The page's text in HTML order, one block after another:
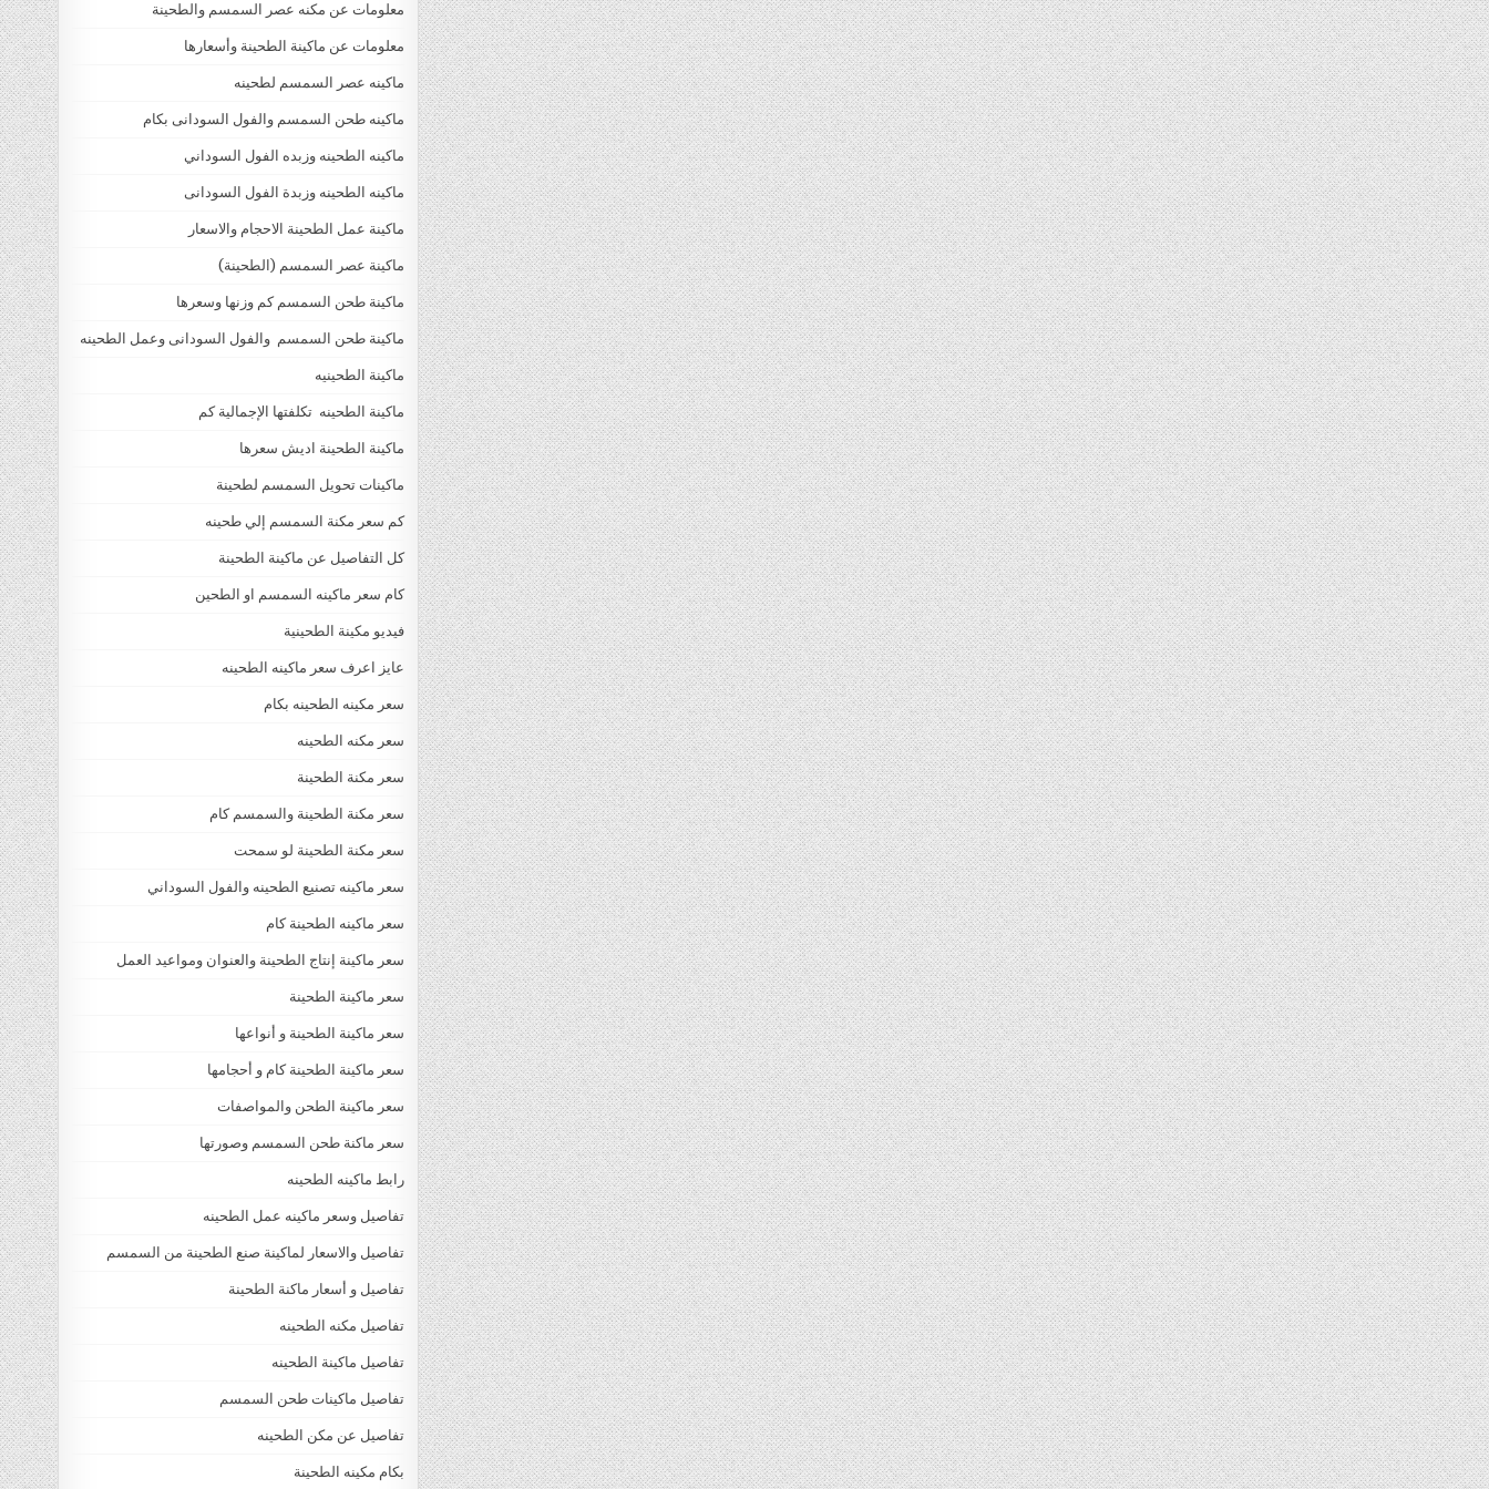
معلومات عن مكنه عصر السمسم والطحينة
معلومات عن ماكينة الطحينة وأسعارها
ماكينه عصر السمسم لطحينه
ماكينه طحن السمسم والفول السودانى بكام
ماكينه الطحينه وزبده الفول السوداني
ماكينه الطحينه وزبدة الفول السودانى
ماكينة عمل الطحينة الاحجام والاسعار
ماكينة عصر السمسم (الطحينة)
ماكينة طحن السمسم كم وزنها وسعرها
ماكينة طحن السمسم والفول السودانى وعمل الطحينه
ماكينة الطحينيه
ماكينة الطحينه تكلفتها الإجمالية كم
ماكينة الطحينة اديش سعرها
ماكينات تحويل السمسم لطحينة
كم سعر مكنة السمسم إلي طحينه
كل التفاصيل عن ماكينة الطحينة
كام سعر ماكينه السمسم او الطحين
فيديو مكينة الطحينية
عايز اعرف سعر ماكينه الطحينه
سعر مكينه الطحينه بكام
سعر مكنه الطحينه
سعر مكنة الطحينة
سعر مكنة الطحينة والسمسم كام
سعر مكنة الطحينة لو سمحت
سعر ماكينه تصنيع الطحينه والفول السوداني
سعر ماكينه الطحينة كام
سعر ماكينة إنتاج الطحينة والعنوان ومواعيد العمل
سعر ماكينة الطحينة
سعر ماكينة الطحينة و أنواعها
سعر ماكينة الطحينة كام و أحجامها
سعر ماكينة الطحن والمواصفات
سعر ماكنة طحن السمسم وصورتها
رابط ماكينه الطحينه
تفاصيل وسعر ماكينه عمل الطحينه
تفاصيل والاسعار لماكينة صنع الطحينة من السمسم
تفاصيل و أسعار ماكنة الطحينة
تفاصيل مكنه الطحينه
تفاصيل ماكينة الطحينه
تفاصيل ماكينات طحن السمسم
تفاصيل عن مكن الطحينه
بكام مكينه الطحينة